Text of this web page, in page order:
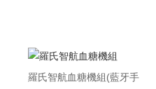
羅氏智航血糖機組(藍牙手